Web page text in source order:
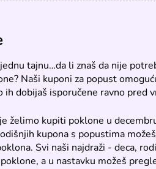
tajnu…da li znaš da nije
Naši kuponi za popust
ih dobijaš isporučene ravno pred
želimo kupiti poklone u
kupona s popustima
Svi naši najdraži - deca,
a u nastavku možeš